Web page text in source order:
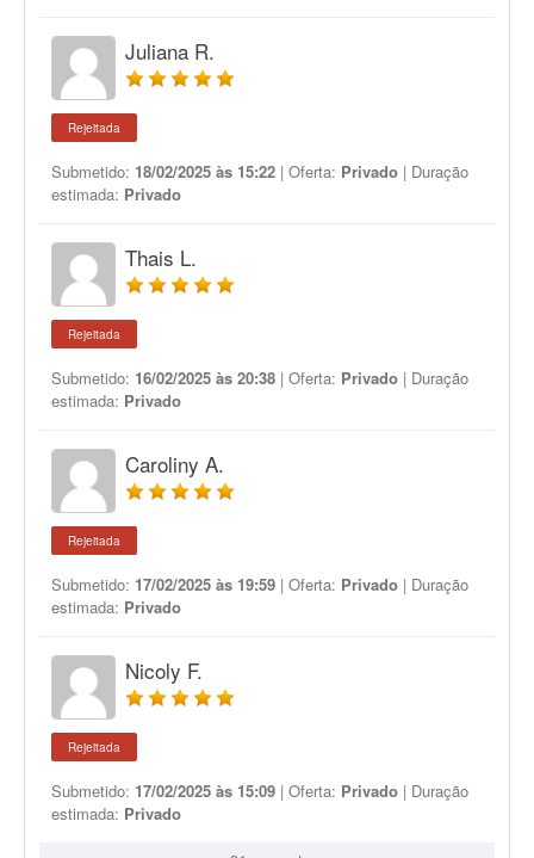
Juliana R.
Rejeitada
Submetido: 18/02/2025 às 15:22 | Oferta: Privado | Duração
estimada: Privado
Thais L.
Rejeitada
Submetido: 16/02/2025 às 20:38 | Oferta: Privado | Duração
estimada: Privado
Caroliny A.
Rejeitada
Submetido: 17/02/2025 às 19:59 | Oferta: Privado | Duração
estimada: Privado
Nicoly F.
Rejeitada
Submetido: 17/02/2025 às 15:09 | Oferta: Privado | Duração
estimada: Privado